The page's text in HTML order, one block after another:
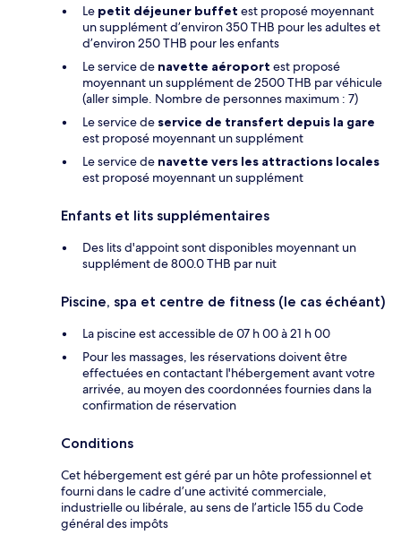
Le petit déjeuner buffet est proposé moyennant
un supplément d’environ 350 THB pour les adultes et
d’environ 250 THB pour les enfants
Le service de navette aéroport est proposé
moyennant un supplément de 2500 THB par véhicule
(aller simple. Nombre de personnes maximum : 7)
Le service de service de transfert depuis la gare
est proposé moyennant un supplément
Le service de navette vers les attractions locales
est proposé moyennant un supplément
Enfants et lits supplémentaires
Des lits d'appoint sont disponibles moyennant un
supplément de 800.0 THB par nuit
Piscine, spa et centre de fitness (le cas échéant)
La piscine est accessible de 07 h 00 à 21 h 00
Pour les massages, les réservations doivent être
effectuées en contactant l'hébergement avant votre
arrivée, au moyen des coordonnées fournies dans la
confirmation de réservation
Conditions
Cet hébergement est géré par un hôte professionnel et
fourni dans le cadre d’une activité commerciale,
industrielle ou libérale, au sens de l’article 155 du Code
général des impôts